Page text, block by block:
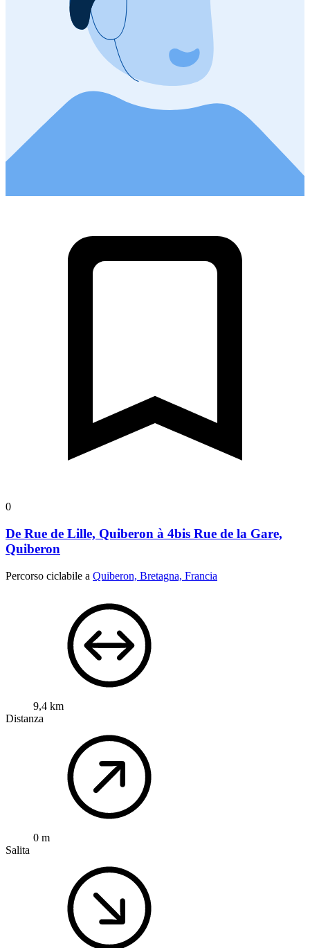
0
De Rue de Lille, Quiberon à 4bis Rue de la Gare,
Quiberon
Percorso ciclabile a Quiberon, Bretagna, Francia
9,4 km
Distanza
0 m
Salita